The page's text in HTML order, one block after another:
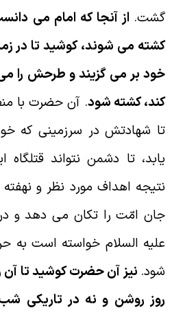
از آنجا كه امام مى
مى شوند، كوشيد تا در
بر مى گزيند و طرحش را مى
كشته شود. آن حضرت با
شهادتش در سرزمينى كه
تا دشمن نتواند قتلگاه
اهداف مورد نظر و
امّت را تكان مى دهد و در
السلام خواسته است به
نيز آن حضرت كوشيد تا آن
روشن و نه در تاريكى شب